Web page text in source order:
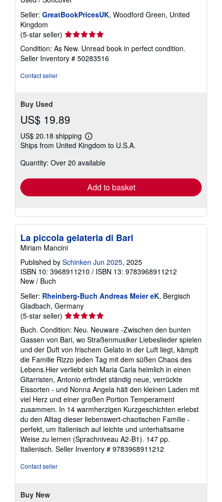
Seller: GreatBookPricesUK, Woodford Green, United
Kingdom
(5-star seller) Seller
rating
5
out
Condition: As New. Unread book in perfect condition.
Seller Inventory # 50283516
Contact seller
Buy Used
US$ 19.89
US$ 20.18 shipping
Learn
more
shipping
Ships from United Kingdom to U.S.A.
Quantity: Over 20 available
Add to basket
La piccola gelateria di Bari
Miriam Mancini
Published by Schinken Jun 2025, 2025
ISBN 10: 3968911210 / ISBN 13: 9783968911212
New / Buch
Seller: Rheinberg-Buch Andreas Meier eK, Bergisch
Gladbach, Germany
(5-star seller) Seller
rating
5
out
of
5
stars
Buch. Condition: Neu. Neuware -Zwischen den bunten
Gassen von Bari, wo Straßenmusiker Liebeslieder spielen
und der Duft von frischem Gelato in der Luft liegt, kämpft
die Familie Rizzo jeden Tag mit dem süßen Chaos des
Lebens.Hier verliebt sich Maria Carla heimlich in einen
Gitarristen, Antonio erfindet ständig neue, verrückte
Eissorten - und Nonna Angela hält den kleinen Laden mit
viel Herz und einer großen Portion Temperament
zusammen. In 14 warmherzigen Kurzgeschichten erlebst
du den Alltag dieser liebenswert-chaotischen Familie -
perfekt, um Italienisch auf leichte und unterhaltsame
Weise zu lernen (Sprachniveau A2-B1). 147 pp.
Italienisch. Seller Inventory # 9783968911212
Contact seller
Buy New